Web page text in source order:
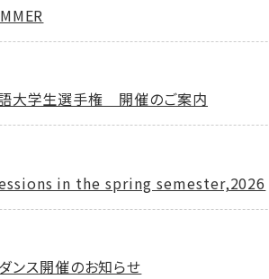
大学生選手権 開催のご案内
in the spring semester,2026
ンス開催のお知らせ